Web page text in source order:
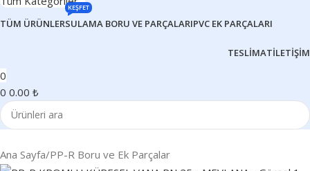
TÜM ÜRÜNLERSULAMA BORU VE PARÇALARI
KEŞFET
PVC EK PARÇALARI
TESLIMATİLETIŞIM
0
0 0.00 ₺
Ana Sayfa/PP-R Boru ve Ek Parçalar